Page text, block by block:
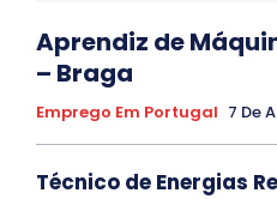
Aprendiz de
– Braga
Emprego Em Portugal 7 De
Técnico de Energias